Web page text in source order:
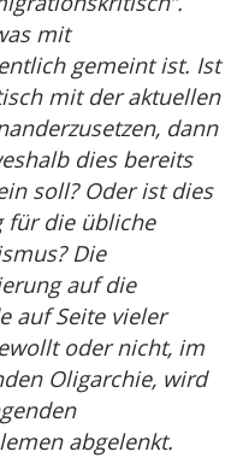
mit
gemeint ist. Ist
mit der aktuellen
dann
dies bereits
soll? Oder ist dies
für die übliche
Die
auf die
auf Seite vieler
oder nicht, im
Oligarchie, wird
abgelenkt.